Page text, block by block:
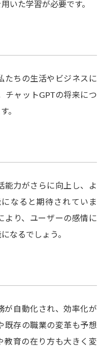
いた学習が必要です。
たちの生活やビジネスに
チャットGPTの将来につ
。
能力がさらに向上し、よ
なると期待されていま
より、ユーザーの感情に
なるでしょう。
が自動化され、効率化が
既存の職業の変革も予想
教育の在り方も大きく変